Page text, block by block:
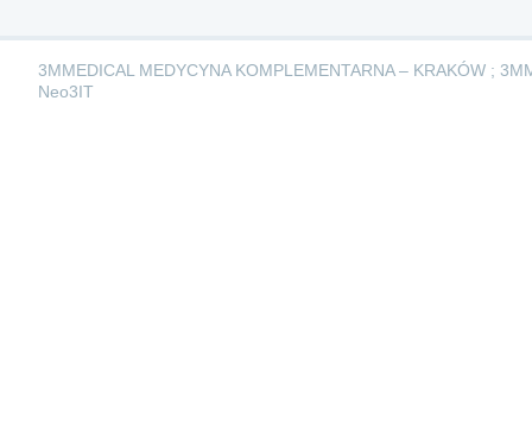
3MMEDICAL MEDYCYNA KOMPLEMENTARNA – KRAKÓW ;
Neo3IT